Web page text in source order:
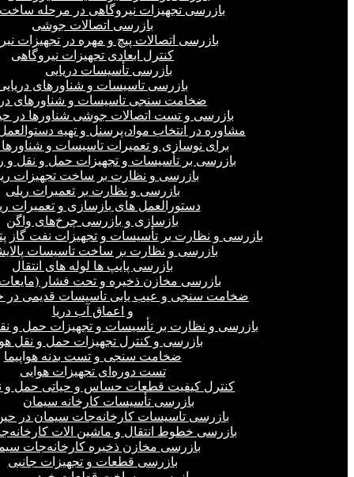
بازرسی تجهیزات نیروگاهی در مرحله
بازرسی اتصالات جوشی
بازرسی اتصالات پیچ و مهره در تجهیزات
کنترل ابعادی تجهیزات نیروگاهی
بازرسی تأسیسات دریایی
بازرسی تاسیسات و شناورهای
ضخامت سنجی تاسیسات و شناورهای
بازرسی و تست اتصالات جوشی شناورها در
مشاوره در انتخاب مواد،پرسنل و تهیه
برای نوسازی و تعمیرات تاسیسات و
بازرسی بر تأسیسات و تجهیزات حمل و نقل و
بازرسی و نظارت بر ساخت تجهیزات
بازرسی و نظارت بر تعمیرات ریلی
دستورالعمل های بازسازی و تعمیرات
بازسازی و بازرسی چرخ‌های واگن
بازرسی و نظارت بر تأسیسات و تجهیزات نفت گاز
بازرسی و نظارت بر ساخت تاسیسات
بازرسی پایپ ها لوله های انتقال
بازرسی مخازن ذخیره و تحت فشار
ضخامت سنجی و عیب یابی تاسیسات قدیمی در
و اعماق آب دریا
بازرسی و نظارت بر تأسیسات و تجهیزات حمل و
بازرسی و کنترل تجهیزات حمل و نقل
ضخامت سنجی و تست بدنه هواپیما
تست دوره‌ای تجهیزات هوایی
کنترل کیفیت قطعات حساس و حیاتی حمل و
بازرسی تأسیسات کارخانه سیمان
بازرسی تاسیسات کارخانه‌جات سیمان در
بازرسی خطوط انتقال و ماشین الات
بازرسی مخازن ذخیره کارخانه‌جات
بازرسی قطعات و تجهیزات جانبی